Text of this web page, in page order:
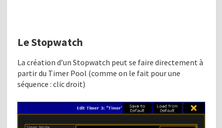
Le Stopwatch
La création d’un Stopwatch peut se faire directement à
partir du Timer Pool (comme on le fait pour une
séquence : clic droit)